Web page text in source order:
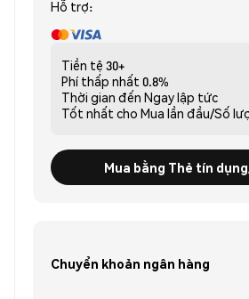
Hỗ trợ:
Tiền tệ 30+
Phí thấp nhất 0.8%
Thời gian đến Ngay lập tức
Tốt nhất cho Mua lần đầu/Số
Mua bằng Thẻ tín
Chuyển khoản ngân hàng